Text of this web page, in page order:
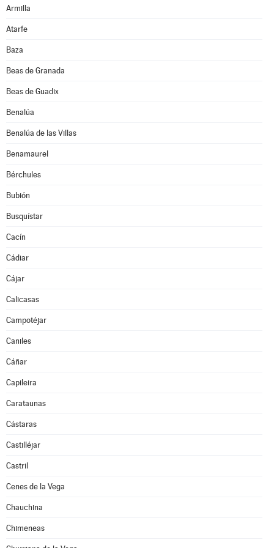
Armilla
Atarfe
Baza
Beas de Granada
Beas de Guadix
Benalúa
Benalúa de las Villas
Benamaurel
Bérchules
Bubión
Busquístar
Cacín
Cádiar
Cájar
Calicasas
Campotéjar
Caniles
Cáñar
Capileira
Carataunas
Cástaras
Castilléjar
Castril
Cenes de la Vega
Chauchina
Chimeneas